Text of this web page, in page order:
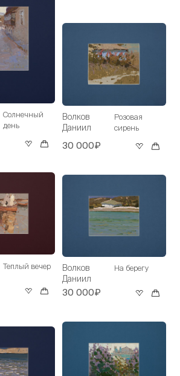
Солнечный
день
Теплый вечер
Волков
Даниил
Розовая
сирень
30 000₽
Волков
Даниил
На берегу
30 000₽